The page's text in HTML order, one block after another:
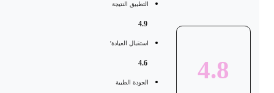
4.8
التطبيق النتيجة
استقبال العيادة'
الجودة الطبية